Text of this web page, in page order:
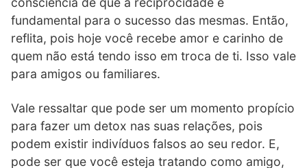
fundamental para o sucesso das mesmas. Então,
reflita, pois hoje você recebe amor e carinho de
quem não está tendo isso em troca de ti. Isso vale
para amigos ou familiares.
Vale ressaltar que pode ser um momento propício
para fazer um detox nas suas relações, pois
podem existir indivíduos falsos ao seu redor. E,
pode ser que você esteja tratando como amigo,